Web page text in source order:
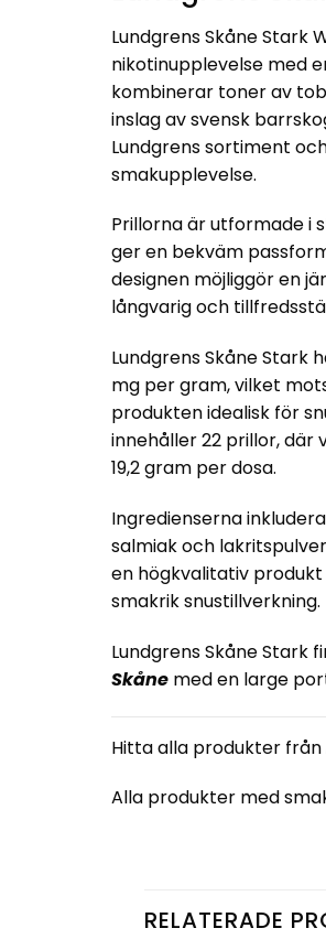
Lundgrens Skåne Stark
nikotinupplevelse med
kombinerar toner av
inslag av svensk
Lundgrens sortiment
smakupplevelse.
Prillorna är utformade i
ger en bekväm
designen möjliggör en
långvarig och
Lundgrens Skåne Stark
mg per gram, vilket
produkten idealisk för
innehåller 22 prillor, där
19,2 gram per dosa.
Ingredienserna
salmiak och
en högkvalitativ
smakrik snustillverkning.
Lundgrens Skåne Stark
Skånemed en large
Hitta alla produkter från
Alla produkter med
RELATERADE